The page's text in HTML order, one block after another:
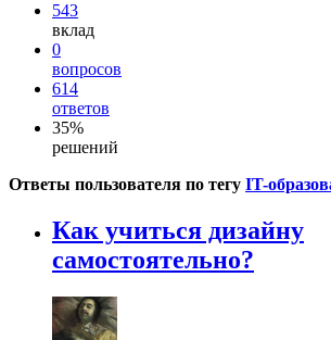
543
вклад
0
вопросов
614
ответов
35%
решений
Ответы пользователя по тегу IT-
Как учиться дизайну
самостоятельно?